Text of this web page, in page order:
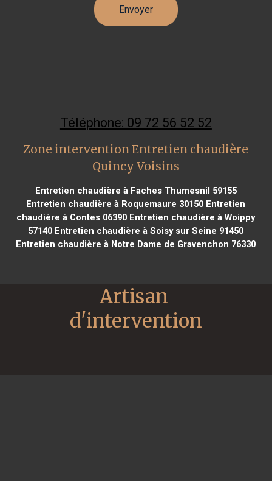
Téléphone: 09 72 56 52 52
Zone intervention Entretien chaudière
Quincy Voisins
Entretien chaudière à Faches Thumesnil 59155
Entretien chaudière à Roquemaure 30150 Entretien
chaudière à Contes 06390 Entretien chaudière à Woippy
57140 Entretien chaudière à Soisy sur Seine 91450
Entretien chaudière à Notre Dame de Gravenchon 76330
Artisan
d'intervention